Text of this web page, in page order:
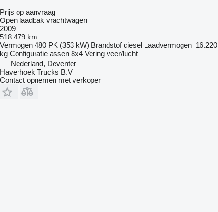
Prijs op aanvraag
Open laadbak vrachtwagen
2009
518.479 km
Vermogen 480 PK (353 kW) Brandstof diesel Laadvermogen 16.220
kg Configuratie assen 8x4 Vering veer/lucht
Nederland, Deventer
Haverhoek Trucks B.V.
Contact opnemen met verkoper